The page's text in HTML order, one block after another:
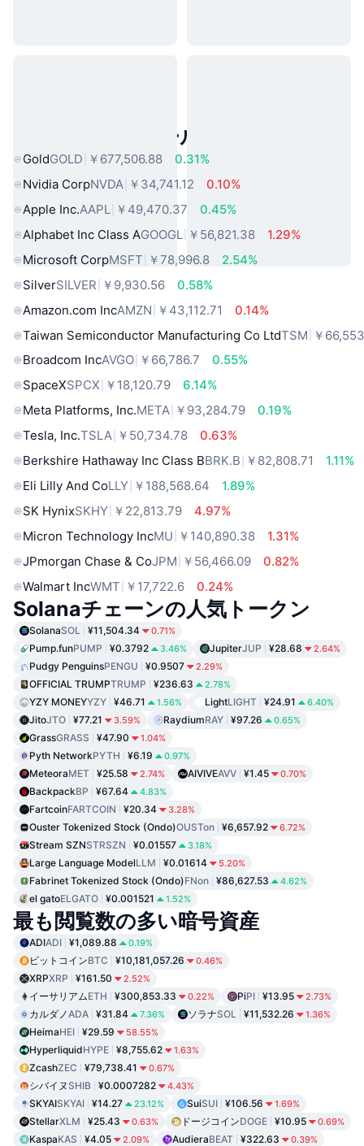
人気のリアルワールドアセット
GoldGOLD ￥677,506.88
0.31%
Nvidia CorpNVDA ￥34,741.12
0.10%
Apple Inc.AAPL ￥49,470.37
0.45%
Alphabet Inc Class AGOOGL ￥56,821.38
1.29%
Microsoft CorpMSFT ￥78,996.8
2.54%
SilverSILVER ￥9,930.56
0.58%
Amazon.com IncAMZN ￥43,112.71
0.14%
Taiwan Semiconductor Manufacturing Co LtdTSM ￥
Broadcom IncAVGO ￥66,786.7
0.55%
SpaceXSPCX ￥18,120.79
6.14%
Meta Platforms, Inc.META ￥93,284.79
0.19%
Tesla, Inc.TSLA ￥50,734.78
0.63%
Berkshire Hathaway Inc Class BBRK.B ￥82,808.71
1.11%
Eli Lilly And CoLLY ￥188,568.64
1.89%
SK HynixSKHY ￥22,813.79
4.97%
Micron Technology IncMU ￥140,890.38
1.31%
JPmorgan Chase & CoJPM ￥56,466.09
0.82%
Walmart IncWMT ￥17,722.6 0.24%
Solanaチェーンの人気トークン
SolanaSOL ¥11,504.34 0.71%
Pump.funPUMP ¥0.3792 3.46% JupiterJUP ¥28.68 2.64%
Pudgy PenguinsPENGU ¥0.9507 2.29%
OFFICIAL TRUMPTRUMP ¥236.63 2.78%
YZY MONEYYZY ¥46.71 1.56% LightLIGHT ¥24.91 6.40%
JitoJTO ¥77.21 3.59% RaydiumRAY ¥97.26 0.65%
GrassGRASS ¥47.90 1.04%
Pyth NetworkPYTH ¥6.19 0.97%
MeteoraMET ¥25.58 2.74% AIVIVEAVV ¥1.45 0.70%
BackpackBP ¥67.64 4.83%
FartcoinFARTCOIN ¥20.34 3.28%
Ouster Tokenized Stock (Ondo)OUSTon ¥6,657.92 6.72%
Stream SZNSTRSZN ¥0.01557 3.18%
Large Language ModelLLM ¥0.01614 5.20%
Fabrinet Tokenized Stock (Ondo)FNon ¥86,627.53 4.62%
el gatoELGATO ¥0.001521 1.52%
最も閲覧数の多い暗号資産
ADIADI ¥1,089.88 0.19%
ビットコインBTC ¥10,181,057.26 0.46%
XRPXRP ¥161.50 2.52%
イーサリアムETH ¥300,853.33 0.22% PiPI ¥13.95 2.73%
カルダノADA ¥31.84 7.36% ソラナSOL ¥11,532.26 1.36%
HeimaHEI ¥29.59 58.55%
HyperliquidHYPE ¥8,755.62 1.63%
ZcashZEC ¥79,738.41 0.67%
シバイヌ SHIB ¥0.0007282 4.43%
SKYAISKYAI ¥14.27 23.12% SuiSUI ¥106.56 1.69%
StellarXLM ¥25.43 0.63% ドージコインDOGE ¥10.95 0.69%
KaspaKAS ¥4.05 2.09% AudieraBEAT ¥322.63 0.39%